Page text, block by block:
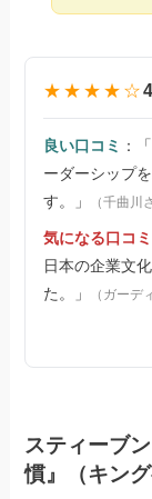
★★★★☆
良い口コミ ：
ーダーシップ
す。」
（千曲川
気になる口コミ
日本の企業文
た。」
（ガーデ
スティーブ
慣』（キン